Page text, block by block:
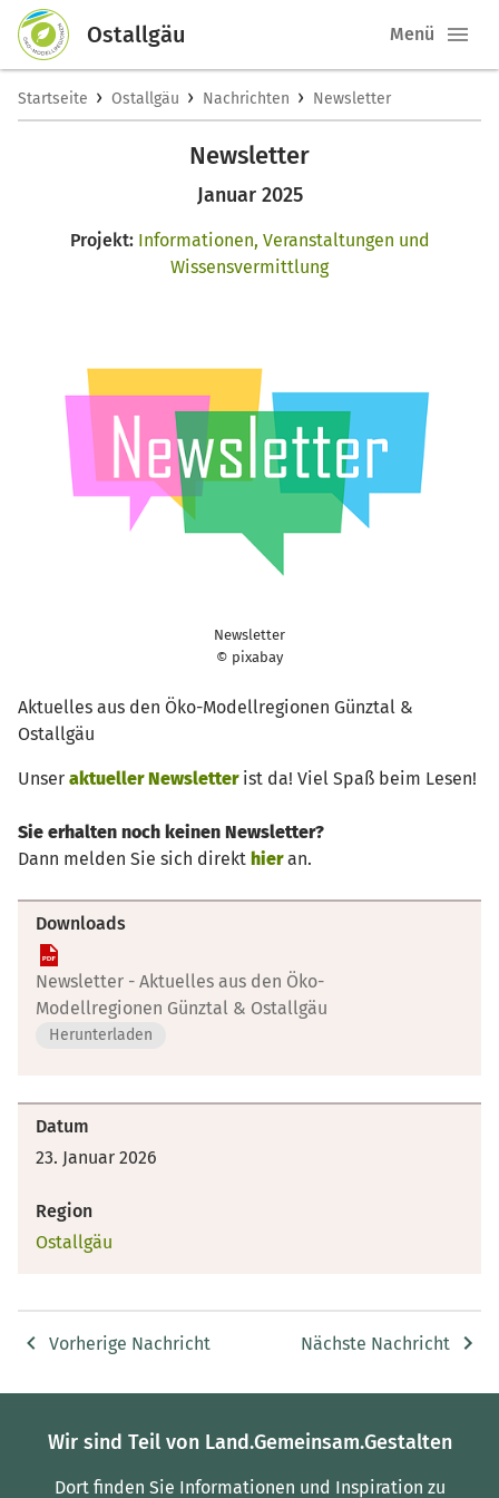
Ostallgäu Menü
Startseite › Ostallgäu › Nachrichten › Newsletter
Newsletter
Januar 2025
Projekt: Informationen, Veranstaltungen und
Wissensvermittlung
Newsletter
© pixabay
Aktuelles aus den Öko-Modellregionen Günztal &
Ostallgäu
Unser aktueller Newsletter ist da! Viel Spaß beim Lesen!
Sie erhalten noch keinen Newsletter?
Dann melden Sie sich direkt hieran.
Downloads
Newsletter - Aktuelles aus den Öko-
Modellregionen Günztal & Ostallgäu
Herunterladen
Datum
23. Januar 2026
Region
Ostallgäu
Vorherige Nachricht Nächste Nachricht
Wir sind Teil von Land.Gemeinsam.Gestalten
Dort finden Sie Informationen und Inspiration zu